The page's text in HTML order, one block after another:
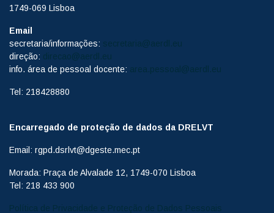
1749-069 Lisboa
Email
secretaria/informações: secretaria@aerdl.eu
direção: direcao@aerdl.eu
info. área de pessoal docente: area.pessoal@aerdl.eu
Tel: 218428880
Encarregado de proteção de dados da DRELVT
Email: rgpd.dsrlvt@dgeste.mec.pt
Morada: Praça de Alvalade 12, 1749-070 Lisboa
Tel: 218 433 900
Política de Privacidade e Proteção de Dados Pessoais